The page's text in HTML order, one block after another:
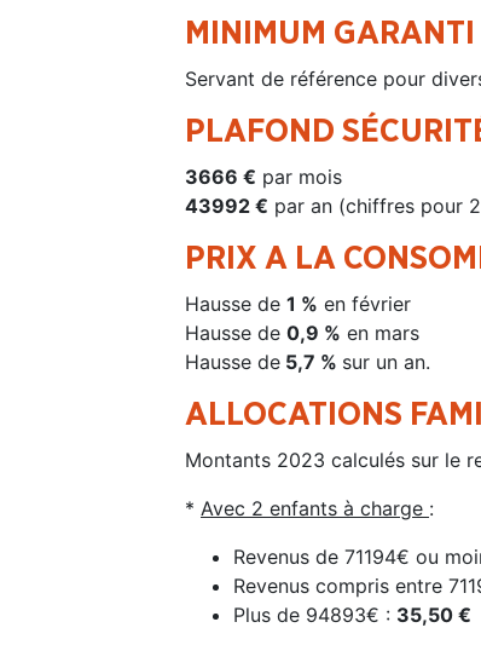
MINIMUM GARANTI
Servant de référence pour
PLAFOND
3666 € par mois
43992 € par an (chiffres pour
PRIX A LA
Hausse de 1 % en février
Hausse de 0,9 % en mars
Hausse de 5,7 % sur un an.
ALLOCATIONS
Montants 2023 calculés sur le
* Avec 2 enfants à charge :
Revenus de 71194€ ou
Revenus compris entre
Plus de 94893€ : 35,50 €